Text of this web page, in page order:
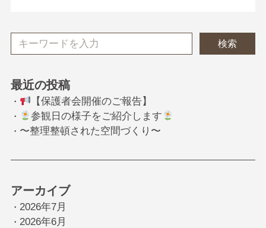
検索
最近の投稿
・ 【保護者会開催のご報告】
・ 参観日の様子をご紹介します
・ 〜整理整頓された空間づくり〜
アーカイブ
・ 2026年7月
・ 2026年6月